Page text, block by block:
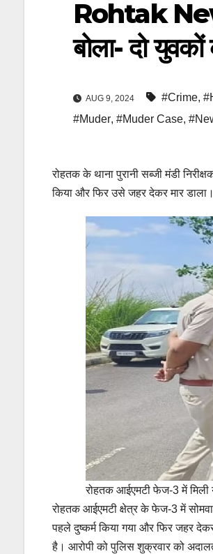
Rohtak
बोला- दो
AUG 9, 2024 #Crime,
#Muder, #Muder Case,
रोहतक के थाना पुरानी सब्जी मंडी
किया और फिर उसे जहर देकर मार
रोहतक आईएमटी फेज-3 में मिली
रोहतक आईएमटी क्षेत्र के फेज-3 में
पहले दुष्कर्म किया गया और फिर जहर
है। आरोपी को पुलिस शुक्रवार को